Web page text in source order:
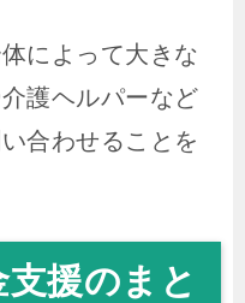
によって大きな
護ヘルパーなど
合わせることを
援のまと